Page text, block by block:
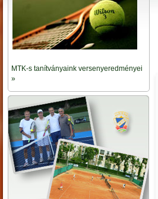
MTK-s tanítványaink versenyeredményei
»